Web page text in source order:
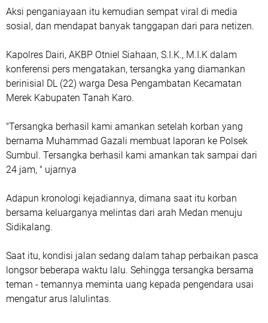
Aksi penganiayaan itu kemudian sempat viral di media
sosial, dan mendapat banyak tanggapan dari para netizen.
Kapolres Dairi, AKBP Otniel Siahaan, S.I.K., M.I.K dalam
konferensi pers mengatakan, tersangka yang diamankan
berinisial DL (22) warga Desa Pengambatan Kecamatan
Merek Kabupaten Tanah Karo.
"Tersangka berhasil kami amankan setelah korban yang
bernama Muhammad Gazali membuat laporan ke Polsek
Sumbul. Tersangka berhasil kami amankan tak sampai dari
24 jam, " ujarnya
Adapun kronologi kejadiannya, dimana saat itu korban
bersama keluarganya melintas dari arah Medan menuju
Sidikalang.
Saat itu, kondisi jalan sedang dalam tahap perbaikan pasca
longsor beberapa waktu lalu. Sehingga tersangka bersama
teman - temannya meminta uang kepada pengendara usai
mengatur arus lalulintas.